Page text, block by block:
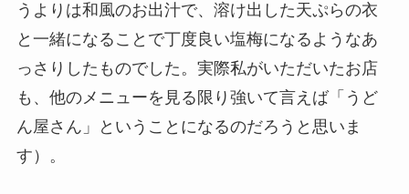
うよりは和風のお出汁で、溶け出した天ぷらの衣
と一緒になることで丁度良い塩梅になるようなあ
っさりしたものでした。実際私がいただいたお店
も、他のメニューを見る限り強いて言えば「うど
ん屋さん」ということになるのだろうと思いま
す）。